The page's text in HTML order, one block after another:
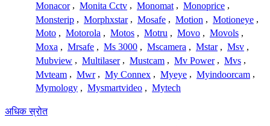
Monacor , Monita Cctv , Monomat , Monoprice ,
Monsterip , Morphxstar , Mosafe , Motion , Motioneye ,
Moto , Motorola , Motos , Motru , Movo , Movols ,
Moxa , Mrsafe , Ms 3000 , Mscamera , Mstar , Msv ,
Mubview , Multilaser , Mustcam , Mv Power , Mvs ,
Mvteam , Mwr , My Connex , Myeye , Myindoorcam ,
Mymology , Mysmartvideo , Mytech
अधिक स्रोत